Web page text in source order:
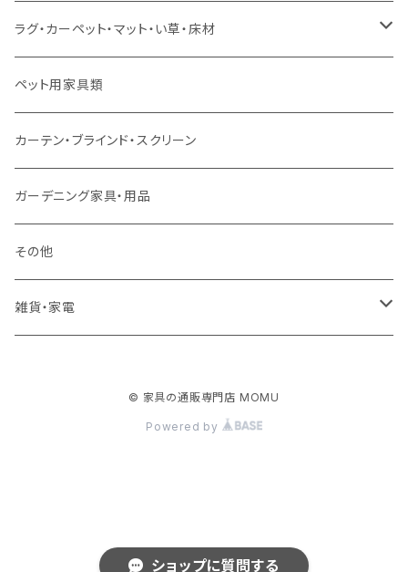
ショップに質問する
スツール・オットマン
ソファ付属品
クッション・座椅子
セミダブルサイズ（マットレス付）
ダブルサイズ（マットレス付）
ダブルサイズ以上（マットレス付）
ロフトベッド
二段ベッド
マットレス
リフティングテーブル
サイドテーブル・コーヒーテーブル
デスク
キッズチェア
オフィスチェア・ゲーミングチェア
ダイニングベンチ・スツール
こたつ布団
コタツ・布団セット
本棚・シェルフ
食器棚・収納庫
レンジ台・カウンター
ラック
TVボード
キャビネット・飾り棚
ラグ・カーペット・マット・い草・床材
マット・フロアタイル
ラグ
カーペット
ペット用家具類
カーテン・ブラインド・スクリーン
ガーデニング家具・用品
その他
雑貨・家電
© 家具の通販専門店 MOMU
Powered by